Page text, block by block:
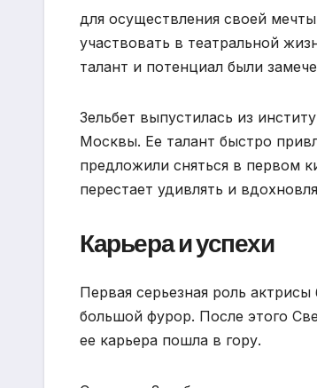
для осуществления своей
участвовать в театральной
талант и потенциал были
Зельбет выпустилась из
Москвы. Ее талант быстро
предложили сняться в первом
перестает удивлять и
Карьера и успехи
Первая серьезная роль
большой фурор. После этого
ее карьера пошла в гору.